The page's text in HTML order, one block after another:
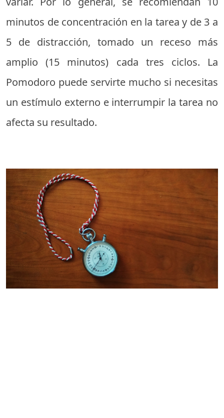
minutos de concentración en la tarea y de 3 a
5 de distracción, tomado un receso más
amplio (15 minutos) cada tres ciclos. La
Pomodoro puede servirte mucho si necesitas
un estímulo externo e interrumpir la tarea no
afecta su resultado.